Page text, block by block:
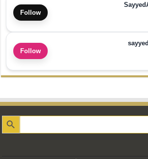
Follow
Follow